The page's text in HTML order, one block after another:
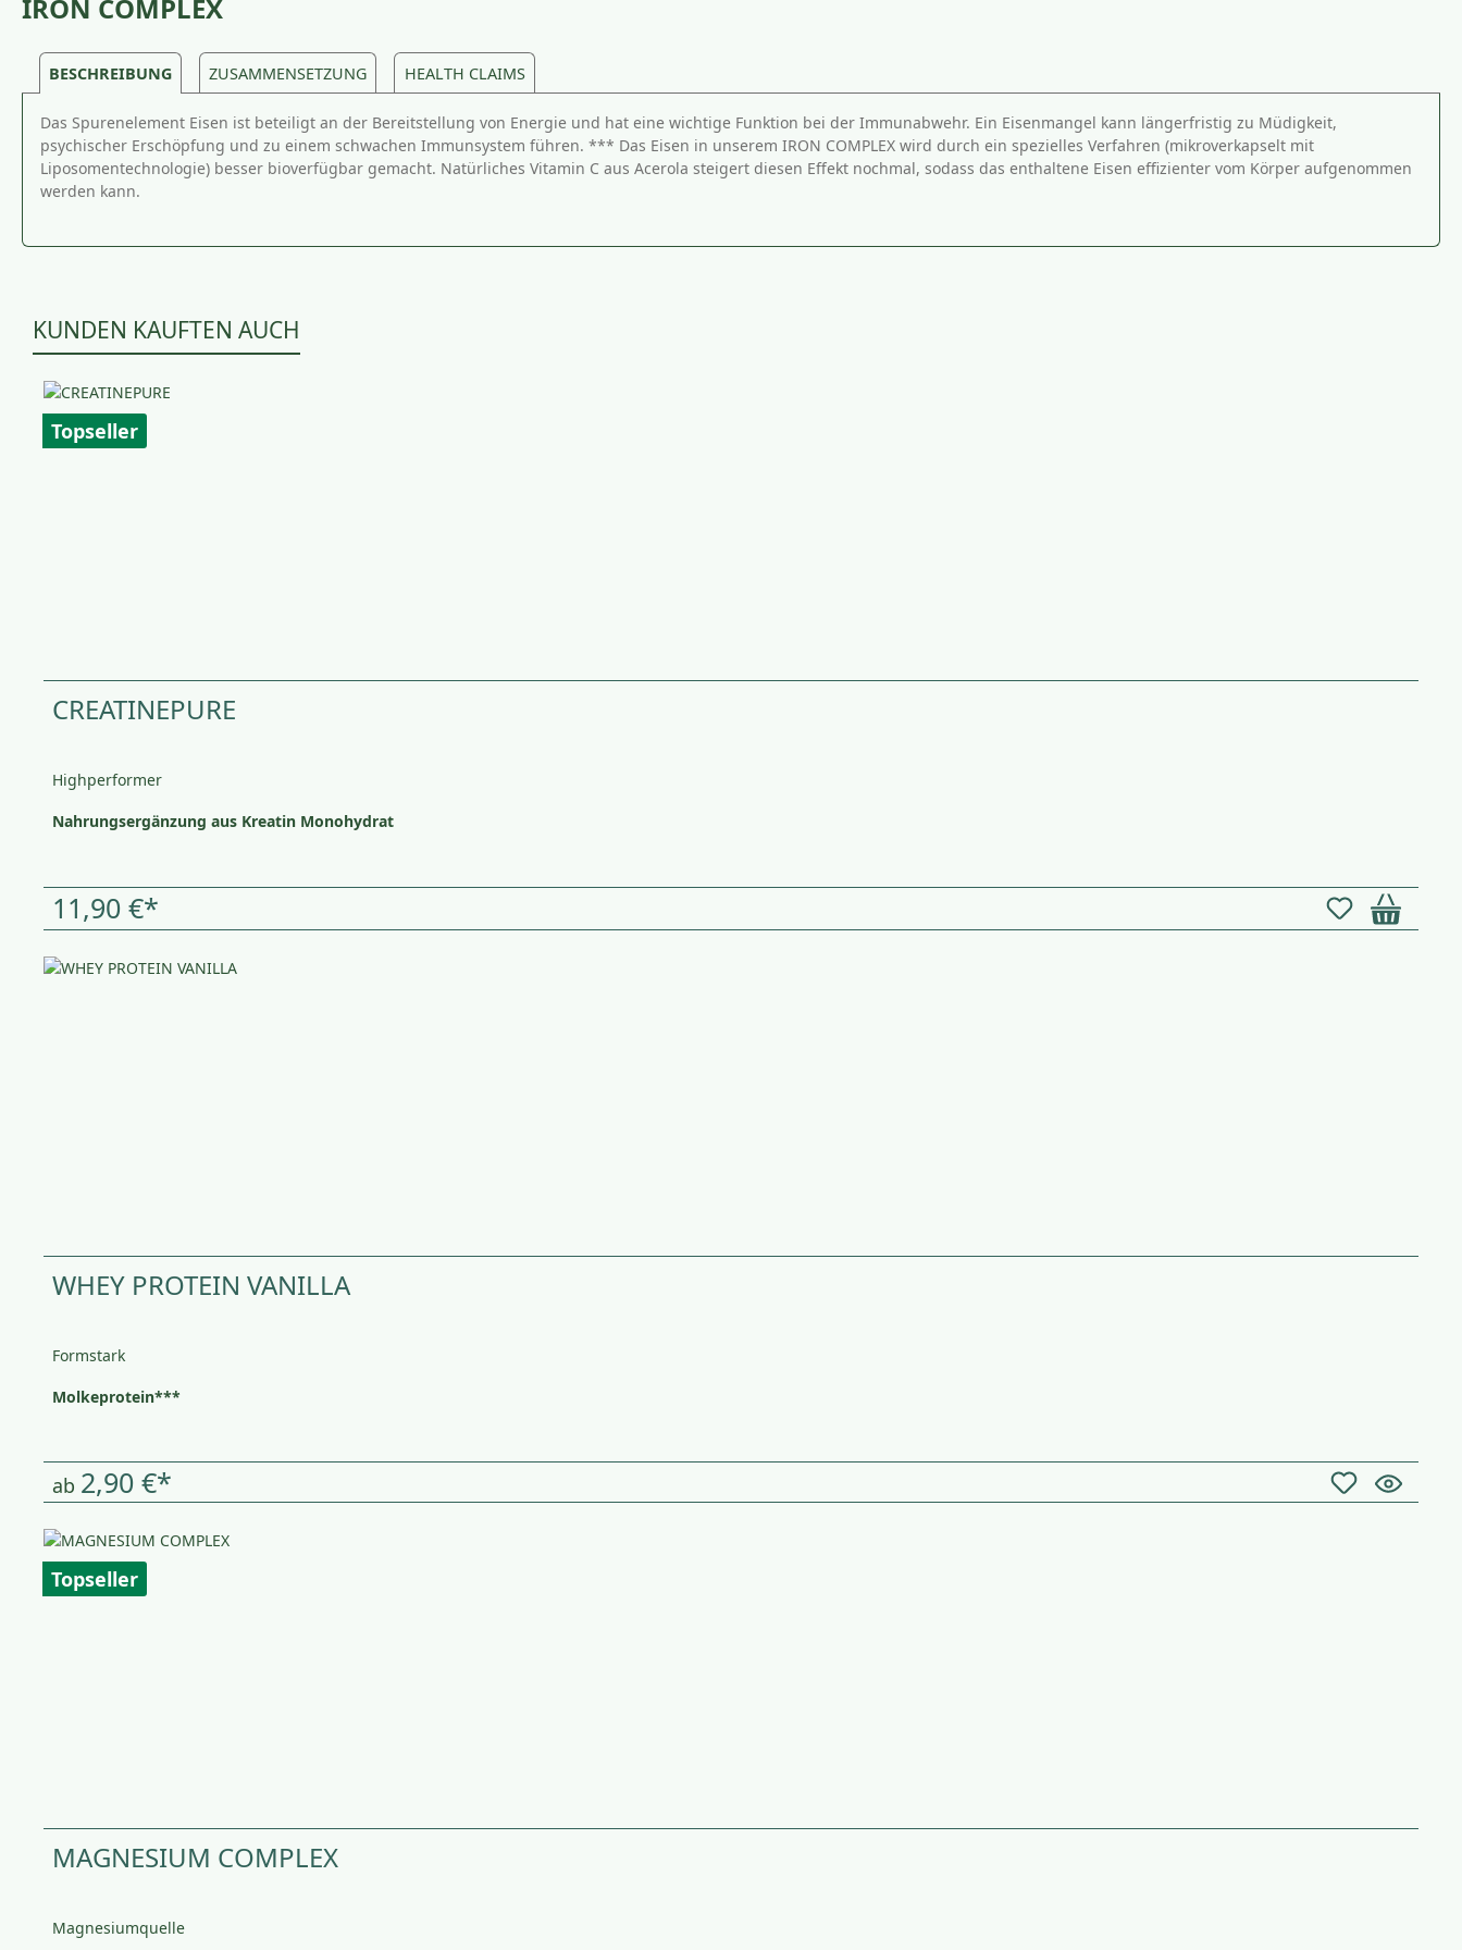
IRON COMPLEX
BESCHREIBUNG ZUSAMMENSETZUNG HEALTH CLAIMS
Das Spurenelement Eisen ist beteiligt an der Bereitstellung von Energie und hat eine wichtige Funktion bei der Immunabwehr. Ein Eisenmangel kann längerfristig zu Müdigkeit,
psychischer Erschöpfung und zu einem schwachen Immunsystem führen. *** Das Eisen in unserem IRON COMPLEX wird durch ein spezielles Verfahren (mikroverkapselt mit
Liposomentechnologie) besser bioverfügbar gemacht. Natürliches Vitamin C aus Acerola steigert diesen Effekt nochmal, sodass das enthaltene Eisen effizienter vom Körper aufgenommen
werden kann.
KUNDEN KAUFTEN AUCH
Topseller
CREATINEPURE
Highperformer
Nahrungsergänzung aus Kreatin Monohydrat
11,90 €*
WHEY PROTEIN VANILLA
Formstark
Molkeprotein***
ab 2,90 €*
Topseller
MAGNESIUM COMPLEX
Magnesiumquelle